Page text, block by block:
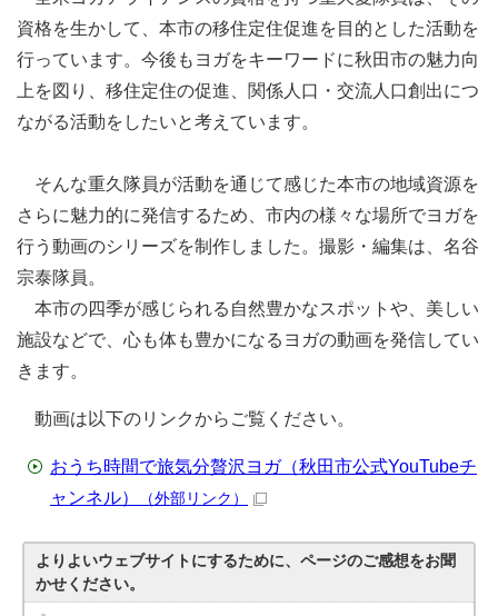
資格を生かして、本市の移住定住促進を目的とした活動を
行っています。今後もヨガをキーワードに秋田市の魅力向
上を図り、移住定住の促進、関係人口・交流人口創出につ
ながる活動をしたいと考えています。
そんな重久隊員が活動を通じて感じた本市の地域資源を
さらに魅力的に発信するため、市内の様々な場所でヨガを
行う動画のシリーズを制作しました。撮影・編集は、名谷
宗泰隊員。
本市の四季が感じられる自然豊かなスポットや、美しい
施設などで、心も体も豊かになるヨガの動画を発信してい
きます。
動画は以下のリンクからご覧ください。
おうち時間で旅気分贅沢ヨガ（秋田市公式YouTubeチ
ャンネル）
（外部リンク）
よりよいウェブサイトにするために、ページのご感想をお聞
かせください。